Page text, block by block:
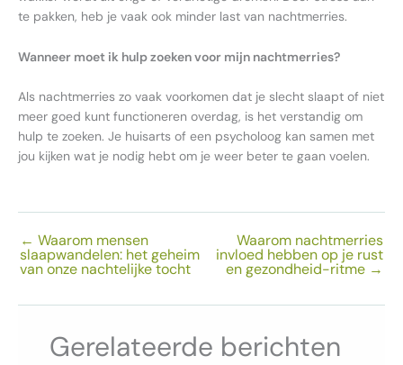
te pakken, heb je vaak ook minder last van nachtmerries.
Wanneer moet ik hulp zoeken voor mijn nachtmerries?
Als nachtmerries zo vaak voorkomen dat je slecht slaapt of niet
meer goed kunt functioneren overdag, is het verstandig om
hulp te zoeken. Je huisarts of een psycholoog kan samen met
jou kijken wat je nodig hebt om je weer beter te gaan voelen.
← Waarom mensen
slaapwandelen: het geheim
van onze nachtelijke tocht
Waarom nachtmerries
invloed hebben op je rust
en gezondheid-ritme →
Gerelateerde berichten